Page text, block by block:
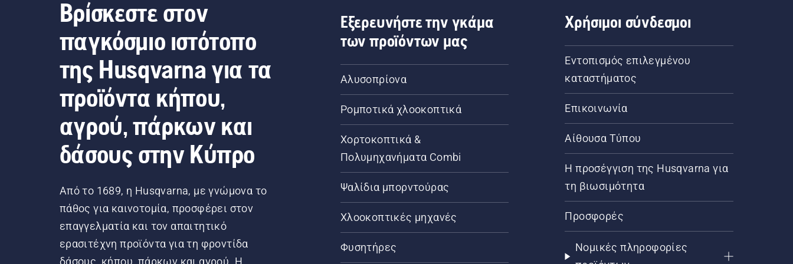
Βρίσκεστε στον
παγκόσμιο ιστότοπο
της Husqvarna για τα
προϊόντα κήπου,
αγρού, πάρκων και
δάσους στην Κύπρο
Από το 1689, η Husqvarna, με γνώμονα το
πάθος για καινοτομία, προσφέρει στον
επαγγελματία και τον απαιτητικό
ερασιτέχνη προϊόντα για τη φροντίδα
δάσους, κήπου, πάρκων και αγρού. Η
Εξερευνήστε την γκάμα
των προϊόντων μας
Αλυσοπρίονα
Ρομποτικά χλοοκοπτικά
Χορτοκοπτικά &
Πολυμηχανήματα Combi
Ψαλίδια μπορντούρας
Χλοοκοπτικές μηχανές
Φυσητήρες
Χρήσιμοι σύνδεσμοι
Εντοπισμός επιλεγμένου
καταστήματος
Επικοινωνία
Αίθουσα Τύπου
Η προσέγγιση της Husqvarna για
τη βιωσιμότητα
Προσφορές
Νομικές πληροφορίες